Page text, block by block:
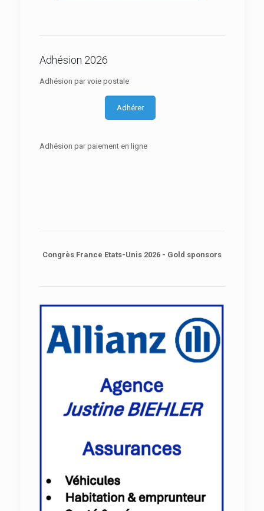
Adhésion 2026
Adhésion par voie postale
Adhérer
Adhésion par paiement en ligne
Congrès France Etats-Unis 2026 - Gold sponsors